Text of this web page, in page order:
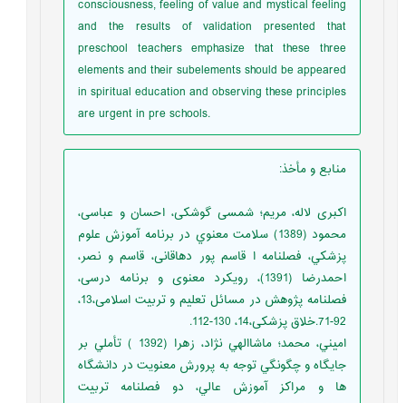
consciousness, feeling of value and mystical feeling
and the results of validation presented that
preschool teachers emphasize that these three
elements and their subelements should be appeared
in spiritual education and observing these principles
are urgent in pre schools.
منابع و مأخذ:
اکبری لاله، مریم؛ شمسی گوشکی، احسان و عباسی،
محمود (1389) سلامت معنوي در برنامه آموزش علوم
پزشكي، فصلنامه ا قاسم پور دهاقانی، قاسم و نصر،
احمدرضا (1391)، رویکرد معنوی و برنامه درسی،
فصلنامه پژوهش در مسائل تعلیم و تربیت اسلامی،13،
92-71.خلاق پزشکی،14، 130-112.
اميني، محمد؛ ماشاالهي نژاد، زهرا (1392 ) تأملي بر
جايگاه و چگونگي توجه به پرورش معنويت در دانشگاه
ها و مراكز آموزش عالي، دو فصلنامه تربيت